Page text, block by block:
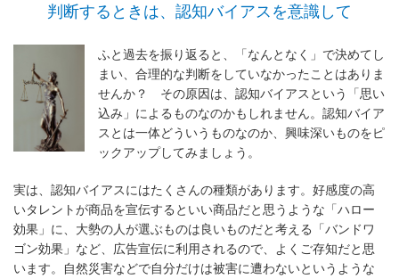
判断するときは、認知バイアスを意識して
ふと過去を振り返ると、「なんとなく」で決めてし
まい、合理的な判断をしていなかったことはありま
せんか？ その原因は、認知バイアスという「思い
込み」によるものなのかもしれません。認知バイア
スとは一体どういうものなのか、興味深いものをピ
ックアップしてみましょう。
実は、認知バイアスにはたくさんの種類があります。好感度の高
いタレントが商品を宣伝するといい商品だと思うような「ハロー
効果」に、大勢の人が選ぶものは良いものだと考える「バンドワ
ゴン効果」など、広告宣伝に利用されるので、よくご存知だと思
います。自然災害などで自分だけは被害に遭わないというような